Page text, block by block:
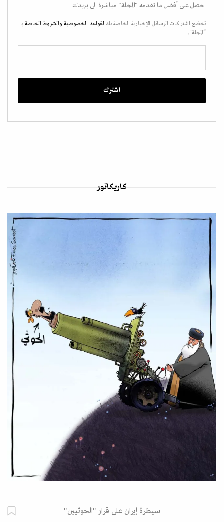
احصل على أفضل ما تقدمه "المجلة" مباشرة الى بريدك.
تخضع اشتراكات الرسائل الإخبارية الخاصة بك لقواعد الخصوصية والشروط الخاصة بـ
“المجلة".
كاريكاتور
سيطرة إيران على قرار "الحوثيين"